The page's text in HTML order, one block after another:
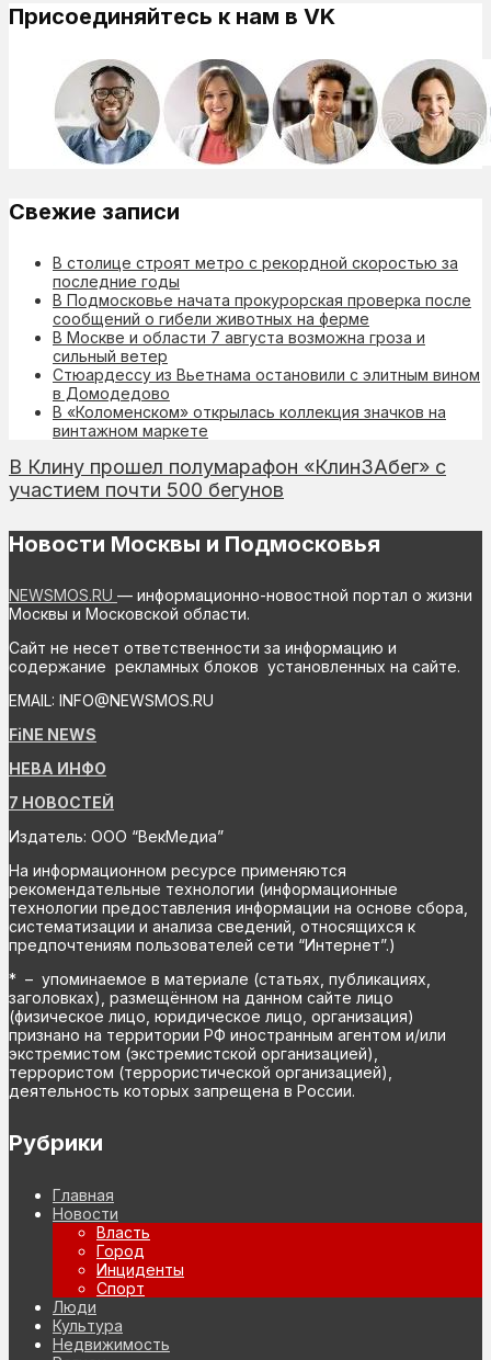
Присоединяйтесь к нам в VK
Свежие записи
В столице строят метро с рекордной скоростью за
последние годы
В Подмосковье начата прокурорская проверка после
сообщений о гибели животных на ферме
В Москве и области 7 августа возможна гроза и
сильный ветер
Стюардессу из Вьетнама остановили с элитным вином
в Домодедово
В «Коломенском» открылась коллекция значков на
винтажном маркете
В Клину прошел полумарафон «КлинЗАбег» с
участием почти 500 бегунов
Новости Москвы и Подмосковья
NEWSMOS.RU — информационно-новостной портал о жизни
Москвы и Московской области.
Сайт не несет ответственности за информацию и
содержание рекламных блоков установленных на сайте.
EMAIL: INFO@NEWSMOS.RU
FiNE NEWS
НЕВА ИНФО
7 НОВОСТЕЙ
Издатель: ООО “ВекМедиа”
На информационном ресурсе применяются
рекомендательные технологии (информационные
технологии предоставления информации на основе сбора,
систематизации и анализа сведений, относящихся к
предпочтениям пользователей сети “Интернет”.)
* – упоминаемое в материале (статьях, публикациях,
заголовках), размещённом на данном сайте лицо
(физическое лицо, юридическое лицо, организация)
признано на территории РФ иностранным агентом и/или
экстремистом (экстремистской организацией),
террористом (террористической организацией),
деятельность которых запрещена в России.
Рубрики
Главная
Новости
Власть
Город
Инциденты
Спорт
Люди
Культура
Недвижимость